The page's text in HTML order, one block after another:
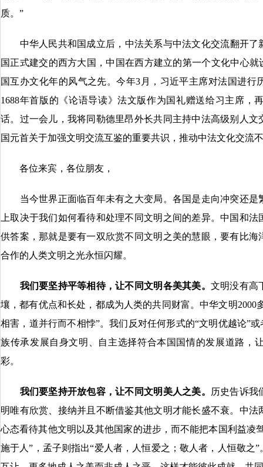
质。”
中华人民共和国成立后，中法关系与中法文化交流翻开了
国正式建交的西方大国，中国在西方建立的第一个文化中心
国互办文化年的风气之先。今年3月，习近平主席对法国进
1688年首版的《论语导读》法文版作为国礼赠送给习主席，
话。过一会儿，我将同勒德里昂外长共同主持中法高级别人
国元首关于加强文明交流互鉴的重要共识，推动中法文化交流
各位来宾，各位朋友，
当今世界正面临百年未有之大变局。各国是走向冲突还是
上取决于我们如何看待和处理不同文明之间的差异。中国和
供答案，那就是要有一双欣赏不同文明之美的慧眼，要有比
合作的人类文明之光永恒闪耀。
我们要坚持平等相待，让不同文明各美其美。 文明没有高
壤，都有优点和长处，都成为人类的共同财富。中华文明2000
相害，道并行而不相悖”。我们反对任何形式的“文明优越论”
族传承发展自身文明、自主选择符合本国国情的发展道路，
彩。
我们要坚持开放包容，让不同文明美人之美。
历史告诉我
明唯有欣赏、接纳并且不断借鉴其他文明才能长盛不衰。中
心态看待其他文明以及其他国家的进步，而不能把本国利益凌
施于人”，孟子则指出“爱人者，人恒爱之；敬人者，人恒敬之